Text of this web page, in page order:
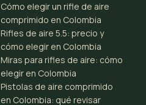
Cómo elegir un rifle de aire
comprimido en Colombia
Rifles de aire 5.5: precio y
cómo elegir en Colombia
Miras para rifles de aire: cómo
elegir en Colombia
Pistolas de aire comprimido
en Colombia: qué revisar